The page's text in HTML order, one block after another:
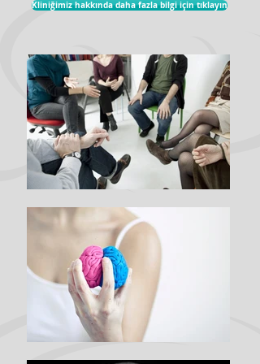
Kliniğimiz hakkında daha fazla bilgi için tıklayın